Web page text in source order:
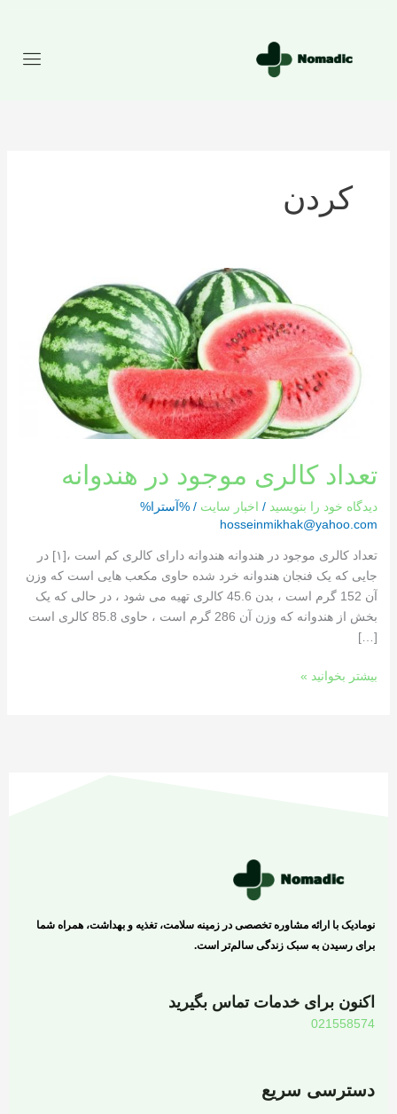
کردن
تعداد کالری موجود در هندوانه
دیدگاه‌ خود را بنویسید / اخبار سایت / %آسترا%
hosseinmikhak@yahoo.com
تعداد کالری موجود در هندوانه هندوانه دارای کالری کم است ،[١] در
جایی که یک فنجان هندوانه خرد شده حاوی مکعب هایی است که وزن
آن 152 گرم است ، بدن 45.6 کالری تهیه می شود ، در حالی که یک
بخش از هندوانه که وزن آن 286 گرم است ، حاوی 85.8 کالری است
[…]
هندوانه
بیشتر بخوانید »
نومادیک با ارائه مشاوره تخصصی در زمینه سلامت، تغذیه و بهداشت، همراه شما
برای رسیدن به سبک زندگی سالم‌تر است.
اکنون برای خدمات تماس بگیرید
021558574
دسترسی سریع